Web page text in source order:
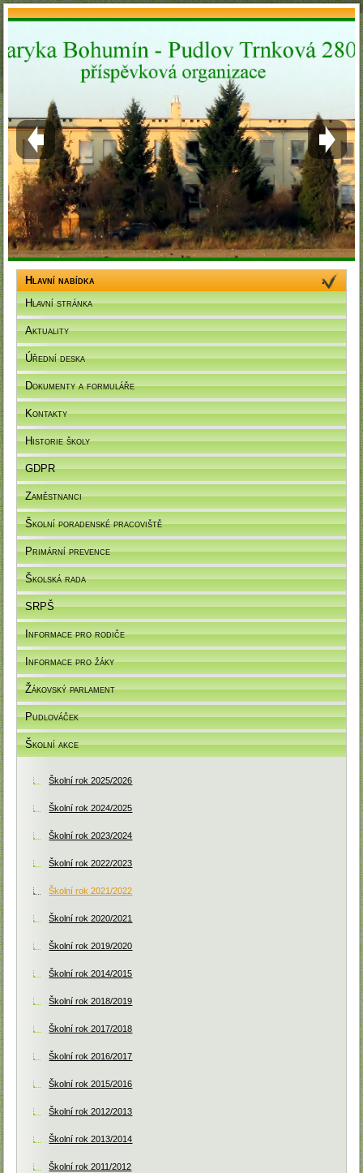
Hlavní nabídka
Hlavní stránka
Aktuality
Úřední deska
Dokumenty a formuláře
Kontakty
Historie školy
GDPR
Zaměstnanci
Školní poradenské pracoviště
Primární prevence
Školská rada
SRPŠ
Informace pro rodiče
Informace pro žáky
Žákovský parlament
Pudlováček
Školní akce
Školní rok 2025/2026
Školní rok 2024/2025
Školní rok 2023/2024
Školní rok 2022/2023
Školní rok 2021/2022
Školní rok 2020/2021
Školní rok 2019/2020
Školní rok 2014/2015
Školní rok 2018/2019
Školní rok 2017/2018
Školní rok 2016/2017
Školní rok 2015/2016
Školní rok 2012/2013
Školní rok 2013/2014
Školní rok 2011/2012